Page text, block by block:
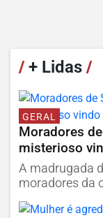
/+ Lidas /
GERAL
Moradores
misterioso
A madrugada
moradores da